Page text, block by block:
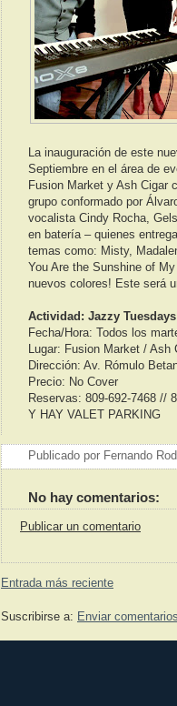
La inauguración de este
Septiembre en el área de
Fusion Market y Ash Cigar
grupo conformado por
vocalista Cindy Rocha,
en batería – quienes
temas como: Misty,
You Are the Sunshine of
nuevos colores! Este será
Actividad: Jazzy Tuesdays
Fecha/Hora: Todos los
Lugar: Fusion Market / Ash
Dirección: Av. Rómulo
Precio: No Cover
Reservas: 809-692-7468 //
Y HAY VALET PARKING
Publicado por Fernando
No hay comentarios:
Publicar un comentario
Entrada más reciente
Suscribirse a: Enviar